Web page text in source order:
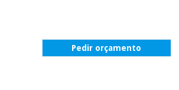
Pedir orçamento